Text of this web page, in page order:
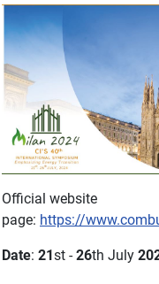
Official website
page: https://
Date: 21st -26th July